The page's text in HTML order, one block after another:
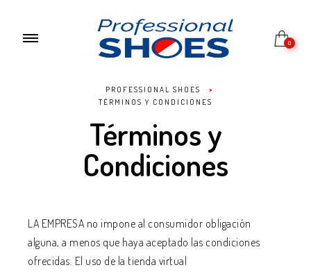
0
PROFESSIONAL SHOES
>
TÉRMINOS Y CONDICIONES
Términos y
Condiciones
LA EMPRESA no impone al consumidor obligación
alguna, a menos que haya aceptado las condiciones
ofrecidas. El uso de la tienda virtual